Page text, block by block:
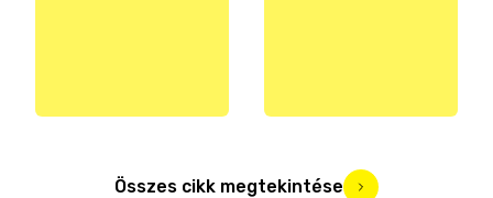
Összes cikk megtekintése